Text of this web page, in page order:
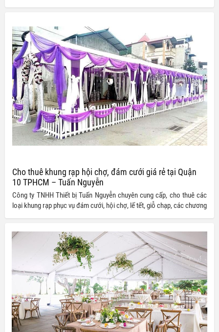
Cho thuê khung rạp hội chợ, đám cưới giá rẻ tại Quận
10 TPHCM – Tuấn Nguyễn
Công ty TNHH Thiết bị Tuấn Nguyễn chuyên cung cấp, cho thuê các
loại khung rạp phục vụ đám cưới, hội chợ, lế tết, giỗ chạp, các chương